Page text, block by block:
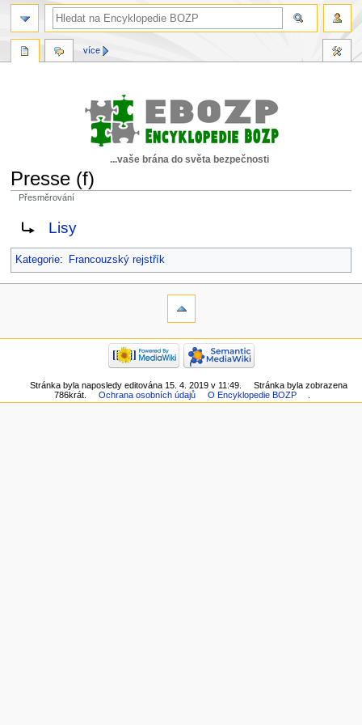
...vaše brána do světa bezpečnosti
Presse (f)
Přesměrování
Skočit
navigaci
Skočit
vyhledávání
Rediriger vers :
Lisy
Kategorie: Francouzský rejstřík
více
Stránka byla naposledy editována 15. 4. 2019 v 11:49.
Stránka byla zobrazena
786krát.
Ochrana osobních údajů O Encyklopedie BOZP